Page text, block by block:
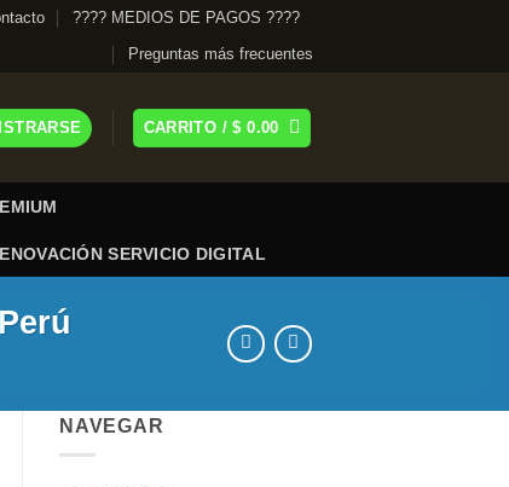
???? MEDIOS DE PAGOS ????
Preguntas más frecuentes
CARRITO /$ 0.00
SERVICIO DIGITAL
NAVEGAR